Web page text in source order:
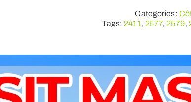
Categories:
Tags: 2411 , 2577, 2579,